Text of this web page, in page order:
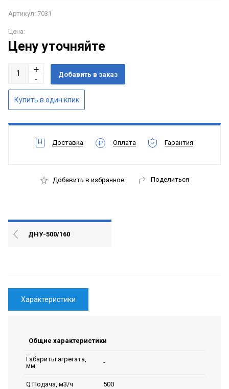
Артикул: 7031
Цена:
Цену уточняйте
Доставка Оплата Гарантия
Добавить в избранное Поделиться
ДНУ-500/160
Характеристики
Общие характеристики
Габариты агрегата,
мм
-
Q Подача, м3/ч 500